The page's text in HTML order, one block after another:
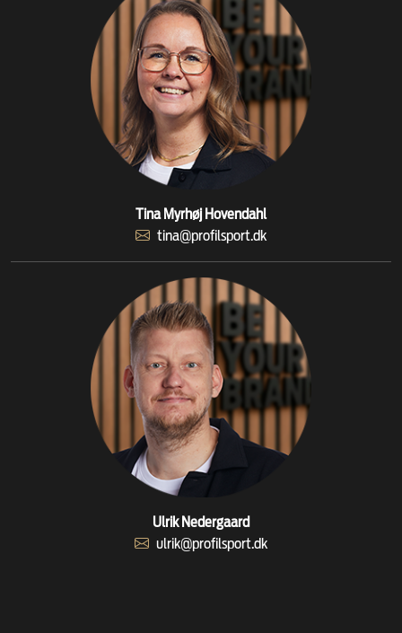
Tina Myrhøj Hovendahl
tina@profilsport.dk
Ulrik Nedergaard
ulrik@profilsport.dk